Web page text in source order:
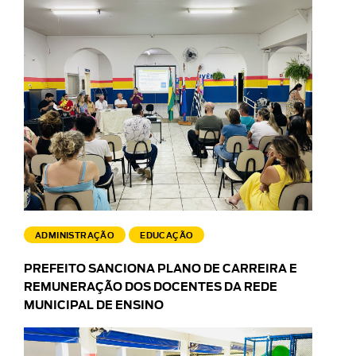
ADMINISTRAÇÃO EDUCAÇÃO
PREFEITO SANCIONA PLANO DE CARREIRA E
REMUNERAÇÃO DOS DOCENTES DA REDE
MUNICIPAL DE ENSINO